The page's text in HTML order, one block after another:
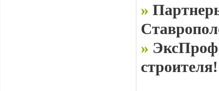
»
» ЭксПроф
строителя!